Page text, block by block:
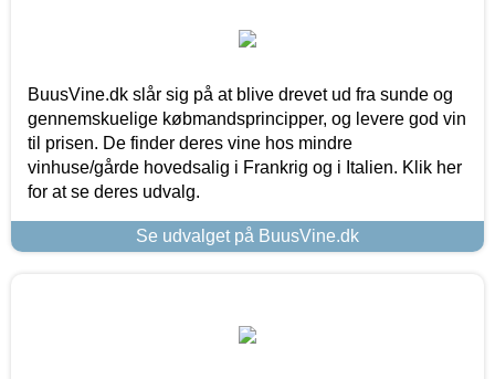
BuusVine.dk slår sig på at blive drevet ud fra sunde og
gennemskuelige købmandsprincipper, og levere god vin
til prisen. De finder deres vine hos mindre
vinhuse/gårde hovedsalig i Frankrig og i Italien. Klik her
for at se deres udvalg.
Se udvalget på BuusVine.dk